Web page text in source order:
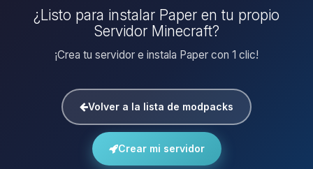
¿Listo para instalar Paper en tu propio
Servidor Minecraft?
¡Crea tu servidor e instala Paper con 1 clic!
Volver a la lista de modpacks
Crear mi servidor